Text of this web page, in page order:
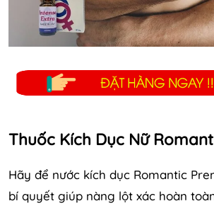
Thuốc Kích Dục Nữ
Hãy để nước kích dục Romantic
bí quyết giúp nàng lột xác hoàn